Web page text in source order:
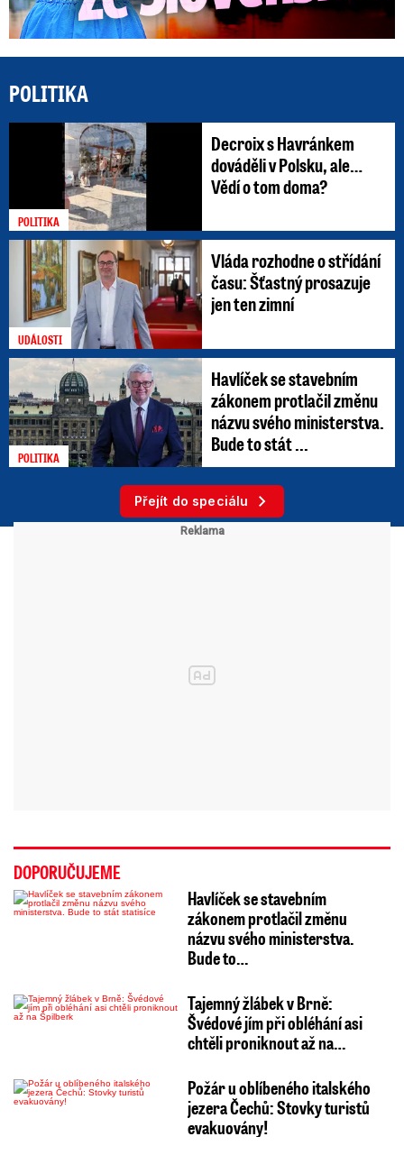
POLITIKA
POLITIKA
Decroix s Havránkem
dováděli v Polsku, ale…
Vědí o tom doma?
UDÁLOSTI
Vláda rozhodne o střídání
času: Šťastný prosazuje
jen ten zimní
POLITIKA
Havlíček se stavebním
zákonem protlačil změnu
názvu svého ministerstva.
Bude to stát ...
Přejít do speciálu
DOPORUČUJEME
Havlíček se stavebním
zákonem protlačil změnu
názvu svého ministerstva.
Bude to…
Tajemný žlábek v Brně:
Švédové jím při obléhání asi
chtěli proniknout až na…
Požár u oblíbeného italského
jezera Čechů: Stovky turistů
evakuovány!